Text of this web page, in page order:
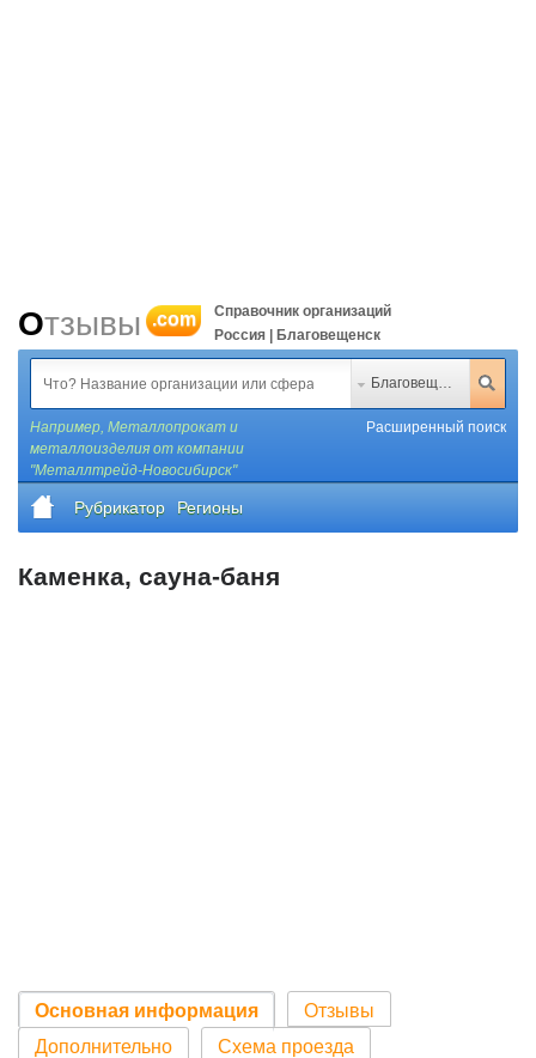
Отзывы .com
Справочник организаций
Россия | Благовещенск
Благовещенск
Например, Металлопрокат и
металлоизделия от компании
"Металлтрейд-Новосибирск"
Расширенный поиск
Рубрикатор Регионы
Каменка, сауна-баня
Основная информация
Отзывы
Дополнительно
Схема проезда